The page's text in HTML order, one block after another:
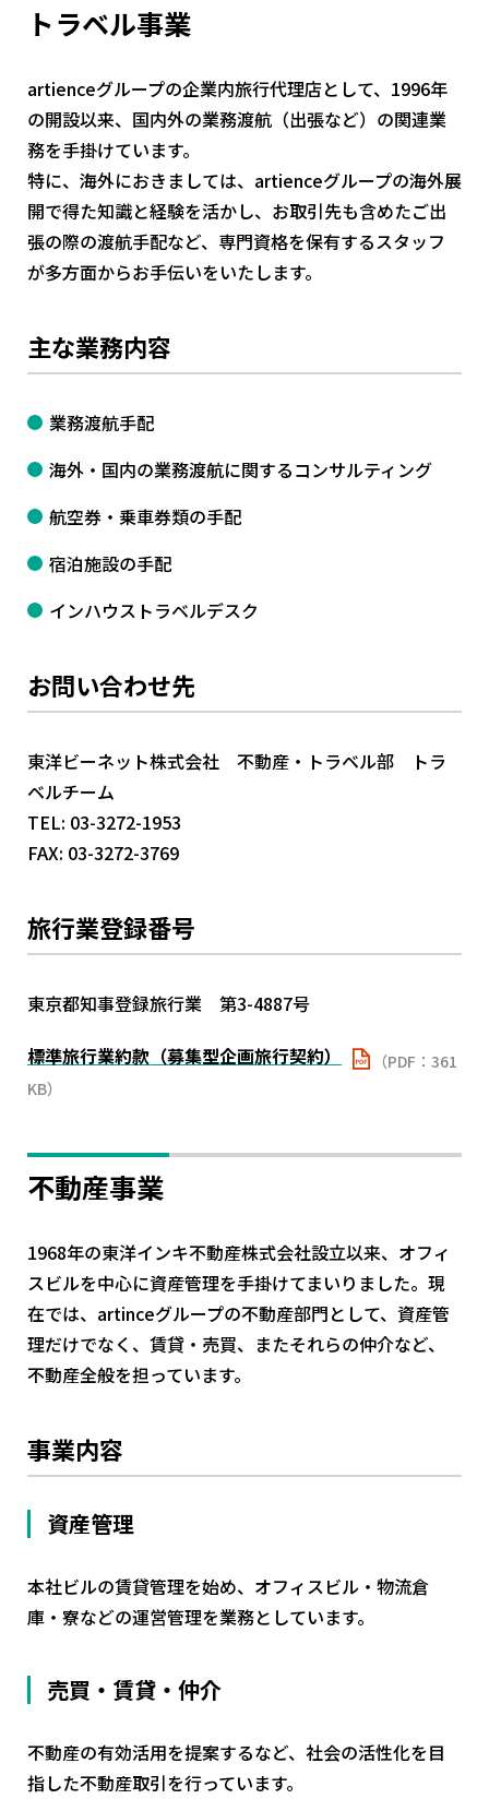
トラベル事業
artienceグループの企業内旅行代理店として、1996年
の開設以来、国内外の業務渡航（出張など）の関連業
務を手掛けています。
特に、海外におきましては、artienceグループの海外展
開で得た知識と経験を活かし、お取引先も含めたご出
張の際の渡航手配など、専門資格を保有するスタッフ
が多方面からお手伝いをいたします。
主な業務内容
業務渡航手配
海外・国内の業務渡航に関するコンサルティング
航空券・乗車券類の手配
宿泊施設の手配
インハウストラベルデスク
お問い合わせ先
東洋ビーネット株式会社 不動産・トラベル部 トラ
ベルチーム
TEL: 03-3272-1953
FAX: 03-3272-3769
旅行業登録番号
東京都知事登録旅行業 第3-4887号
標準旅行業約款（募集型企画旅行契約）
（PDF：361
KB）
不動産事業
1968年の東洋インキ不動産株式会社設立以来、オフィ
スビルを中心に資産管理を手掛けてまいりました。現
在では、artinceグループの不動産部門として、資産管
理だけでなく、賃貸・売買、またそれらの仲介など、
不動産全般を担っています。
事業内容
資産管理
本社ビルの賃貸管理を始め、オフィスビル・物流倉
庫・寮などの運営管理を業務としています。
売買・賃貸・仲介
不動産の有効活用を提案するなど、社会の活性化を目
指した不動産取引を行っています。